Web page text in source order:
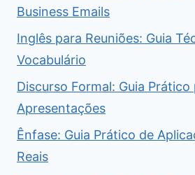
Business Emails
Inglês para Reuniões: Guia
Vocabulário
Discurso Formal: Guia Prático
Apresentações
Ênfase: Guia Prático de
Reais